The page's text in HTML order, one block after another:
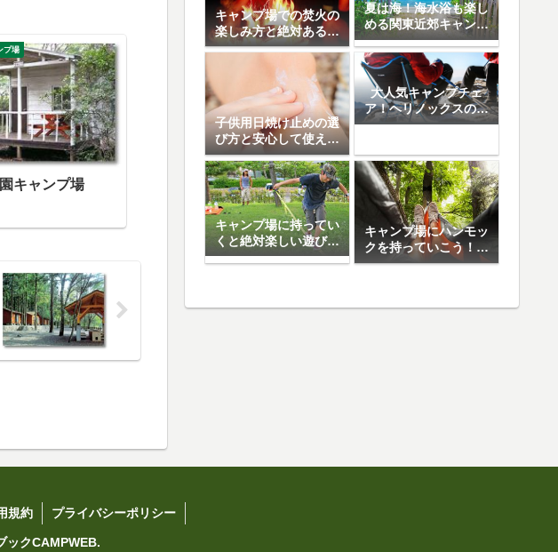
プ場
キャンプ場
キャンプ場での焚火の
楽しみ方と絶対あると
便利なアイテム8選
夏は海！海水浴も楽し
める関東近郊キャンプ
場10選
子供用日焼け止めの選
び方と安心して使える
日焼け止め5選
大人気キャンプチェ
ア！ヘリノックスの魅
力と人気の5モデル徹
キャンプ場に持ってい
くと絶対楽しい遊び道
具10選
キャンプ場にハンモッ
クを持っていこう！お
すすめハンモック5選
規約 プライバシーポリシー
ックCAMPWEB.